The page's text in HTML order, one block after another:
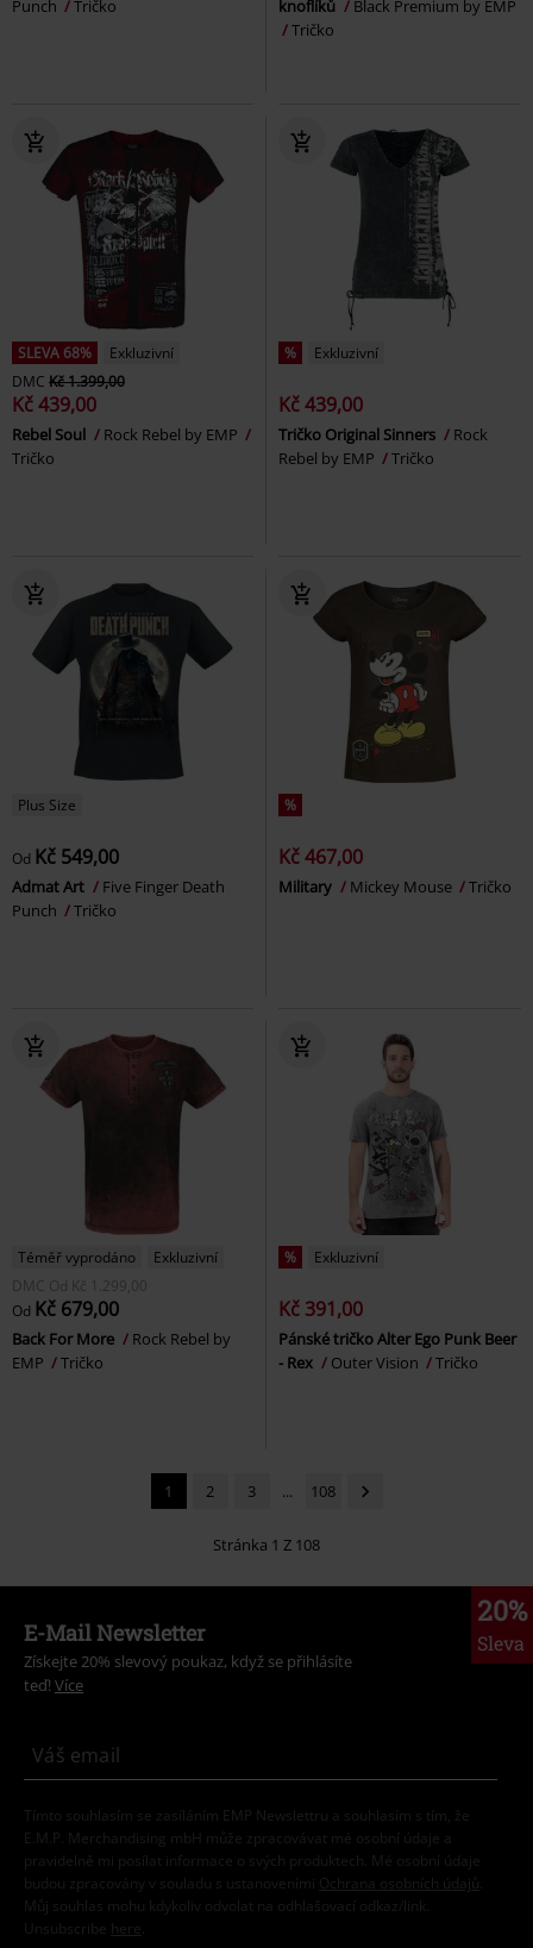
Punch Tričko knoflíků
Black Premium by EMP
Tričko
SLEVA 68%
Exkluzivní
DMC Kč 1.399,00
Kč 439,00
Rebel Soul
Rock Rebel by EMP
Tričko
% Exkluzivní
Kč 439,00
Tričko Original Sinners
Rock
Rebel by EMP
Tričko
Plus Size
Od Kč 549,00
Admat Art
Five Finger Death
Punch
Tričko
%
Kč 467,00
Military Mickey Mouse Tričko
Téměř vyprodáno
Exkluzivní
DMC Od Kč 1.299,00
Od Kč 679,00
Back For More
Rock Rebel by
EMP
Tričko
% Exkluzivní
Kč 391,00
Pánské tričko Alter Ego Punk Beer
- Rex
Outer Vision Tričko
1 2 3 ... 108
Stránka 1 Z 108
20%
Sleva
E-Mail Newsletter
Získejte 20% slevový poukaz, když se přihlásíte
teď! Více
Tímto souhlasím se zasíláním EMP Newslettru a souhlasím s tím, že
E.M.P. Merchandising mbH může zpracovávat mé osobní údaje a
pravidelně mi posílat informace o svých produktech. Mé osobní údaje
budou zpracovány v souladu s ustanoveními
Ochrana osobních údajů
Můj souhlas mohu kdykoliv odvolat na odhlašovací odkaz/link.
Unsubscribe here